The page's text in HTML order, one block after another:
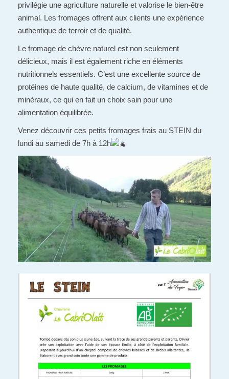
privilégie une agriculture naturelle et valorise le bien-être
animal. Les fromages offrent aux clients une expérience
authentique de terroir et de qualité.
Le fromage de chèvre naturel est non seulement
délicieux, mais il est également riche en éléments
nutritionnels essentiels. C’est une excellente source de
protéines de haute qualité, de calcium, de vitamines et de
minéraux, ce qui en fait un choix sain pour une
alimentation équilibrée.
Venez découvrir ces petits fromages frais au STEIN du
lundi au samedi de 7h à 12h